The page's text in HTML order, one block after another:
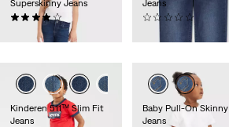
Superskinny Jeans
(38)
€ 34,95
Jeans
Kinderen 511™ Slim Fit
Jeans
Baby Pull-On Skinny
Jeans